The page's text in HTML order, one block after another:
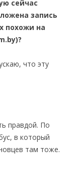
сейчас
запись
похожи на
что эту
правдой. По
в который
там тоже.